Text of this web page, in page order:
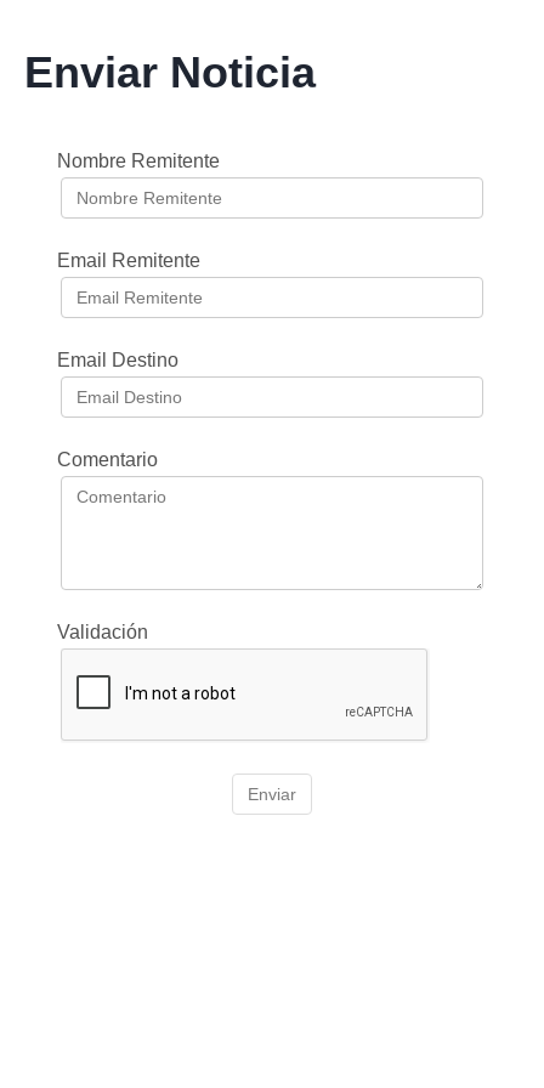
Enviar Noticia
Nombre Remitente
Email Remitente
Email Destino
Comentario
Validación